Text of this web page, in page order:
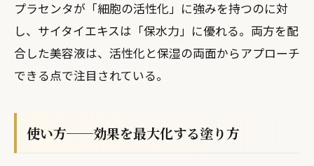
プラセンタが「細胞の活性化」に強みを持つのに対
し、サイタイエキスは「保水力」に優れる。両方を配
合した美容液は、活性化と保湿の両面からアプローチ
できる点で注目されている。
使い方──効果を最大化する塗り方